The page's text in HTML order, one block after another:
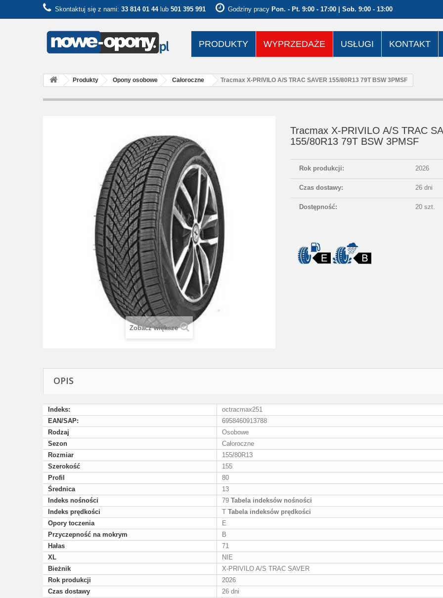
Skontaktuj się z nami: 33 814 01 44lub 501 395 991 Godziny pracy Pon. - Pt. 9:00 - 17:00 | Sob. 9:00 - 13:00
PRODUKTY WYPRZEDAŻE USŁUGI KONTAKT
Produkty Opony osobowe Całoroczne Tracmax X-PRIVILO A/S TRAC SAVER 155/80R13 79T BSW 3PMSF
Zobacz większe
Tracmax X-PRIVILO A/S TRAC
155/80R13 79T BSW 3PMSF
Rok produkcji: 2026
Czas dostawy: 26 dni
Dostępność: 20 szt.
OPIS
Indeks:
octracmax251
EAN/SAP:
6958460913788
Rodzaj
Osobowe
Sezon
Całoroczne
Rozmiar
155/80R13
Szerokość
155
Profil
80
Średnica
13
Indeks nośności
79 Tabela indeksów nośności
Indeks prędkości
T Tabela indeksów prędkości
Opory toczenia
E
Przyczepność na mokrym
B
Hałas
71
XL
NIE
Bieżnik
X-PRIVILO A/S TRAC SAVER
Rok produkcji
2026
Czas dostawy
26 dni